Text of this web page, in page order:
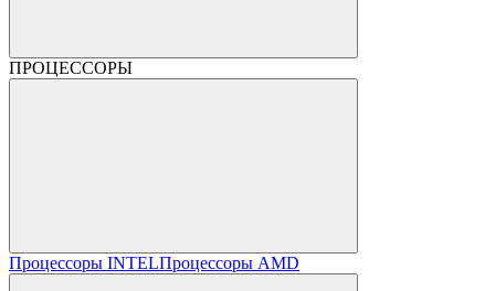
ПРОЦЕССОРЫ
Процессоры INTELПроцессоры AMD